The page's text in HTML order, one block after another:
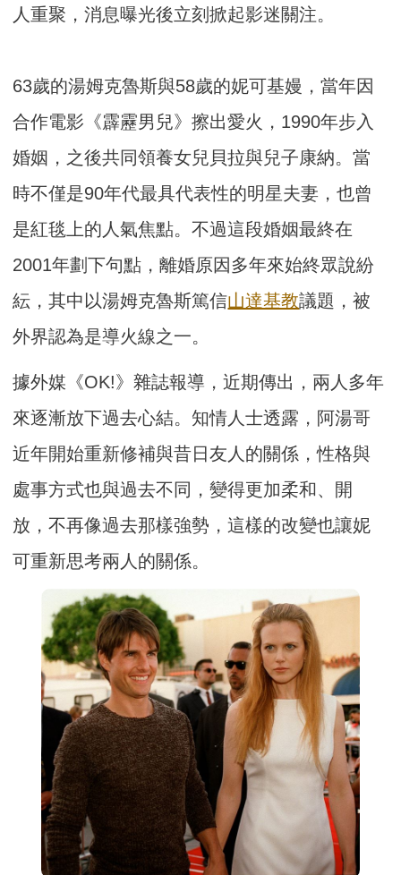
人重聚，消息曝光後立刻掀起影迷關注。
63歲的湯姆克魯斯與58歲的妮可基嫚，當年因
合作電影《霹靂男兒》擦出愛火，1990年步入
婚姻，之後共同領養女兒貝拉與兒子康納。當
時不僅是90年代最具代表性的明星夫妻，也曾
是紅毯上的人氣焦點。不過這段婚姻最終在
2001年劃下句點，離婚原因多年來始終眾說紛
紜，其中以湯姆克魯斯篤信山達基教議題，被
外界認為是導火線之一。
據外媒《OK!》雜誌報導，近期傳出，兩人多年
來逐漸放下過去心結。知情人士透露，阿湯哥
近年開始重新修補與昔日友人的關係，性格與
處事方式也與過去不同，變得更加柔和、開
放，不再像過去那樣強勢，這樣的改變也讓妮
可重新思考兩人的關係。